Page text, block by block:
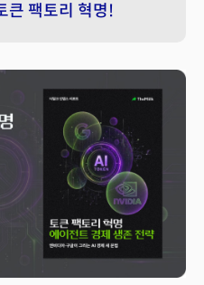
큰 팩토리 혁명!